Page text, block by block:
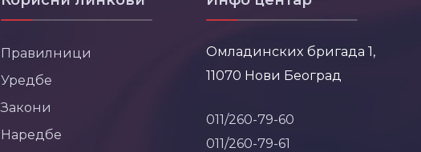
Правилници
Уредбе
Закони
Наредбе
Омладинских бригада 1,
11070 Нови Београд
011/260-79-60
011/260-79-61